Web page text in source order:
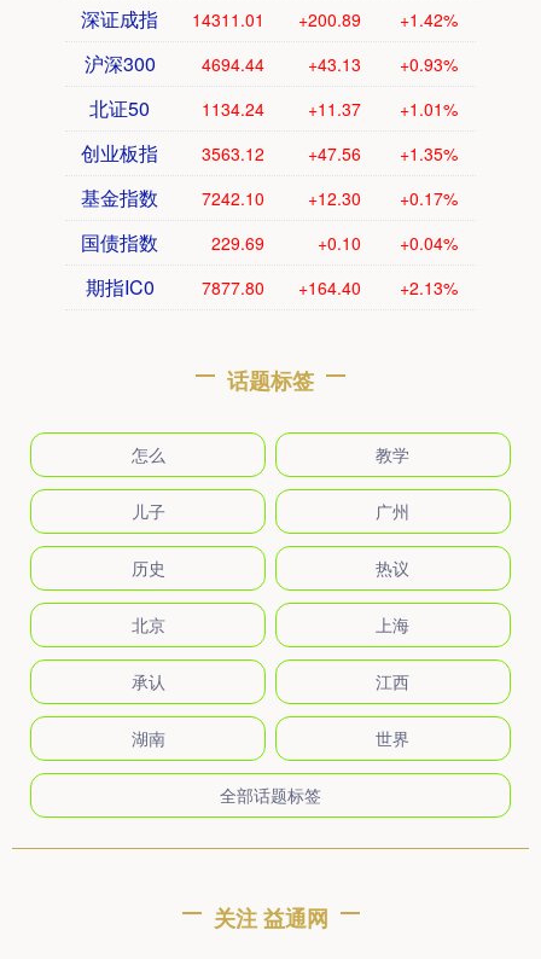
深证成指 14311.01 +200.89 +1.42%
沪深300 4694.44 +43.13 +0.93%
北证50 1134.24 +11.37 +1.01%
创业板指 3563.12 +47.56 +1.35%
基金指数 7242.10 +12.30 +0.17%
国债指数 229.69 +0.10 +0.04%
期指IC0 7877.80 +164.40 +2.13%
话题标签
怎么 教学
儿子 广州
历史 热议
北京 上海
承认 江西
湖南 世界
全部话题标签
关注 益通网